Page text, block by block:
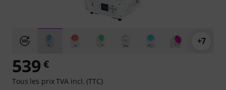
+7
539 €
Tous les prix TVA incl. (TTC)